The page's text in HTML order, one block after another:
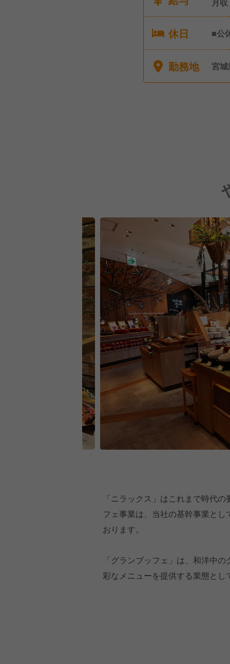
月収
休日
■公
休
勤務地 宮
「ニラックス」はこれまで時代
フェ事業は、当社の基幹事業と
おります。
「グランブッフェ」は、和洋中
彩なメニューを提供する業態と